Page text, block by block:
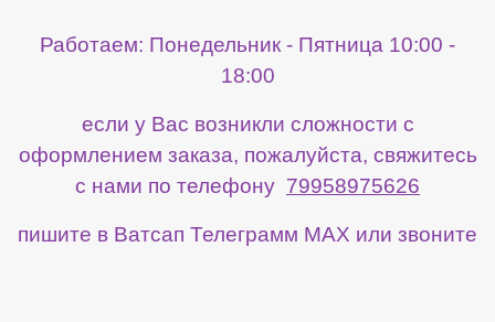
Работаем: Понедельник - Пятница 10:00 -
18:00
если у Вас возникли сложности с
оформлением заказа, пожалуйста, свяжитесь
с нами по телефону 79958975626
пишите в Ватсап Телеграмм МАХ или звоните